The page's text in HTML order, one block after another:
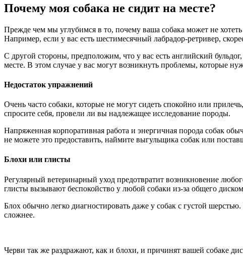
Почему моя собака не сидит на месте?
Прежде чем мы углубимся в то, почему ваша собака может не
Например, если у вас есть шестимесячный лабрадор-ретривер,
С другой стороны, предположим, что у вас есть английский
месте. В этом случае у вас могут возникнуть проблемы, которые
Недостаток упражнений
Очень часто собаки, которые не могут сидеть спокойно или
спросите себя, провели ли вы надлежащее исследование породы.
Напряженная корпоративная работа и энергичная порода собак
не можете это предоставить, наймите выгульщика собак или
Блохи или глисты
Регулярный ветеринарный уход предотвратит возникновение
глисты вызывают беспокойство у любой собаки из-за общего
Блох обычно легко диагностировать даже у собак с густой
сложнее.
Черви так же раздражают, как и блохи, и причинят вашей собаке